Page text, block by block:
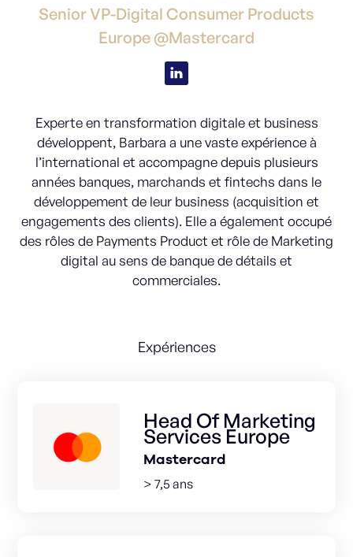
Senior VP-Digital Consumer Products
Europe @Mastercard
Experte en transformation digitale et business
développent, Barbara a une vaste expérience à
l’international et accompagne depuis plusieurs
années banques, marchands et fintechs dans le
développement de leur business (acquisition et
engagements des clients). Elle a également occupé
des rôles de Payments Product et rôle de Marketing
digital au sens de banque de détails et
commerciales.
Expériences
Head Of Marketing
Services Europe
Mastercard
> 7,5 ans